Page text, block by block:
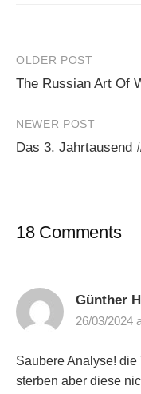
Post
navigation
OLDER POST
The Russian Art Of
NEWER POST
Das 3. Jahrtausend
18 Comments
Günther
26/03/2024
Saubere Analyse!
sterben aber diese